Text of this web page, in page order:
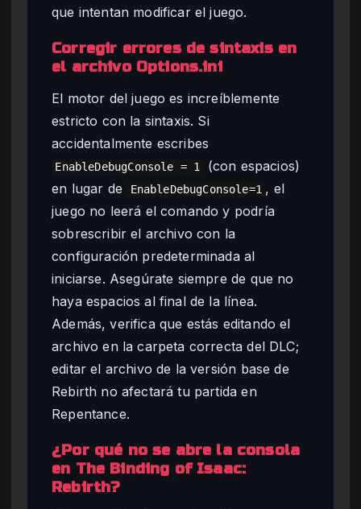
que intentan modificar el juego.
Corregir errores de sintaxis en
el archivo Options.ini
El motor del juego es increíblemente
estricto con la sintaxis. Si
accidentalmente escribes
EnableDebugConsole = 1
(con espacios)
en lugar de
EnableDebugConsole=1 , el
juego no leerá el comando y podría
sobrescribir el archivo con la
configuración predeterminada al
iniciarse. Asegúrate siempre de que no
haya espacios al final de la línea.
Además, verifica que estás editando el
archivo en la carpeta correcta del DLC;
editar el archivo de la versión base de
Rebirth no afectará tu partida en
Repentance.
¿Por qué no se abre la consola
en The Binding of Isaac:
Rebirth?